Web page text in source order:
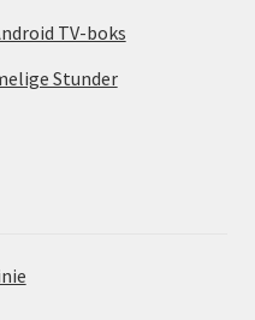
TV-boks
Stunder